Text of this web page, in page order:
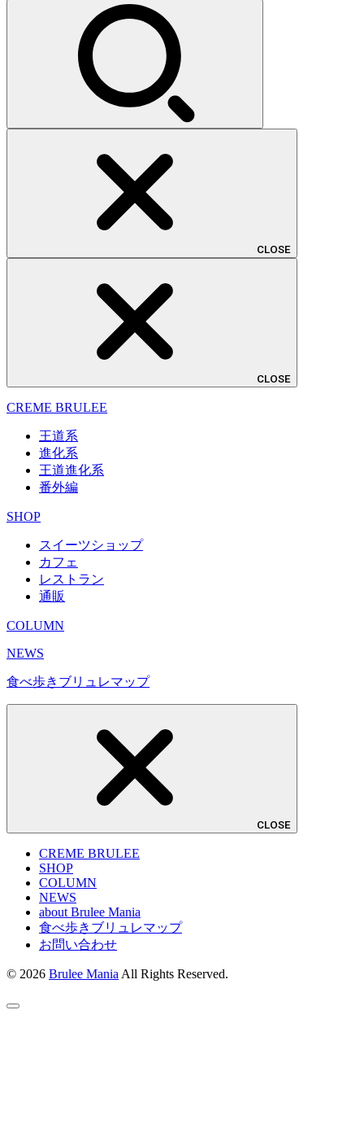
索:
CLOSE
CLOSE
CREME BRULEE
王道系
進化系
王道進化系
番外編
SHOP
スイーツショップ
カフェ
レストラン
通販
COLUMN
NEWS
食べ歩きブリュレマップ
CLOSE
CREME BRULEE
SHOP
COLUMN
NEWS
about Brulee Mania
食べ歩きブリュレマップ
お問い合わせ
© 2026 Brulee Mania All Rights Reserved.